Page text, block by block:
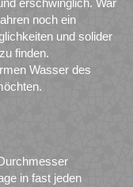
noch ein
und solider
finden.
Wasser des
in fast jeden